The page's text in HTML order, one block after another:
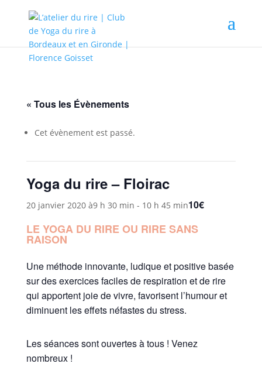
« Tous les Évènements
Cet évènement est passé.
Yoga du rire – Floirac
20 janvier 2020 à9 h 30 min - 10 h 45 min10€
LE YOGA DU RIRE OU RIRE SANS
RAISON
Une méthode innovante, ludique et positive basée
sur des exercices faciles de respiration et de rire
qui apportent joie de vivre, favorisent l’humour et
diminuent les effets néfastes du stress.
Les séances sont ouvertes à tous ! Venez
nombreux !